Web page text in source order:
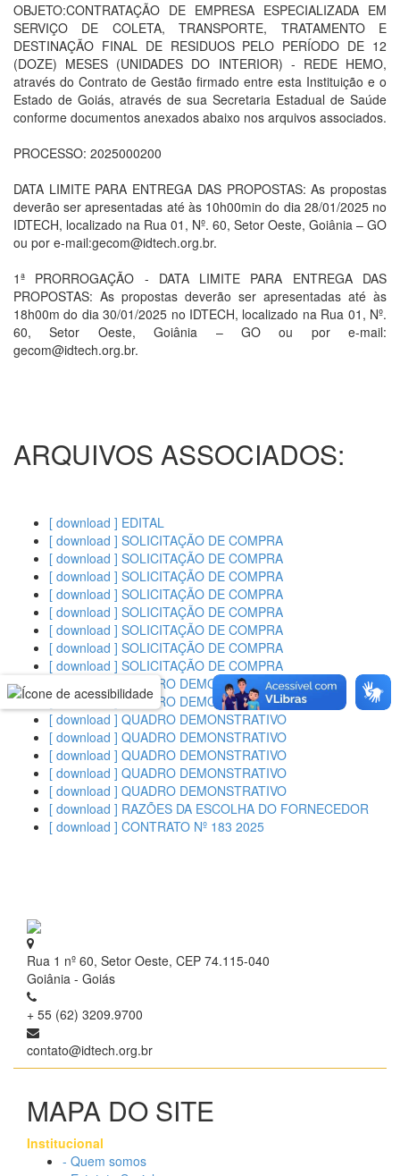
OBJETO:CONTRATAÇÃO DE EMPRESA ESPECIALIZADA EM
SERVIÇO DE COLETA, TRANSPORTE, TRATAMENTO E
DESTINAÇÃO FINAL DE RESIDUOS PELO PERÍODO DE 12
(DOZE) MESES (UNIDADES DO INTERIOR) - REDE HEMO,
através do Contrato de Gestão firmado entre esta Instituição e o
Estado de Goiás, através de sua Secretaria Estadual de Saúde
conforme documentos anexados abaixo nos arquivos associados.
PROCESSO: 2025000200
DATA LIMITE PARA ENTREGA DAS PROPOSTAS: As propostas
deverão ser apresentadas até às 10h00min do dia 28/01/2025 no
IDTECH, localizado na Rua 01, Nº. 60, Setor Oeste, Goiânia – GO
ou por e-mail:gecom@idtech.org.br.
1ª PRORROGAÇÃO - DATA LIMITE PARA ENTREGA DAS
PROPOSTAS: As propostas deverão ser apresentadas até às
18h00m do dia 30/01/2025 no IDTECH, localizado na Rua 01, Nº.
60, Setor Oeste, Goiânia – GO ou por e-mail:
gecom@idtech.org.br.
ARQUIVOS ASSOCIADOS:
[ download ] EDITAL
[ download ] SOLICITAÇÃO DE COMPRA
[ download ] SOLICITAÇÃO DE COMPRA
[ download ] SOLICITAÇÃO DE COMPRA
[ download ] SOLICITAÇÃO DE COMPRA
[ download ] SOLICITAÇÃO DE COMPRA
[ download ] SOLICITAÇÃO DE COMPRA
[ download ] SOLICITAÇÃO DE COMPRA
[ download ] SOLICITAÇÃO DE COMPRA
[ download ] QUADRO DEMONSTRATIVO
[ download ] QUADRO DEMONSTRATIVO
[ download ] QUADRO DEMONSTRATIVO
[ download ] QUADRO DEMONSTRATIVO
[ download ] QUADRO DEMONSTRATIVO
[ download ] QUADRO DEMONSTRATIVO
[ download ] QUADRO DEMONSTRATIVO
[ download ] RAZÕES DA ESCOLHA DO FORNECEDOR
[ download ] CONTRATO Nº 183 2025
Rua 1 nº 60, Setor Oeste, CEP 74.115-040
Goiânia - Goiás
+ 55 (62) 3209.9700
contato@idtech.org.br
MAPA DO SITE
Institucional
- Quem somos